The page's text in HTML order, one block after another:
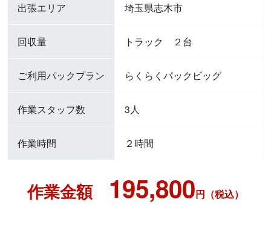
出張エリア 埼玉県志木市
回収量 トラック ２台
ご利用パックプラン らくらくパックビッグ
作業スタッフ数 3人
作業時間 ２時間
作業金額 195,800円（税込）